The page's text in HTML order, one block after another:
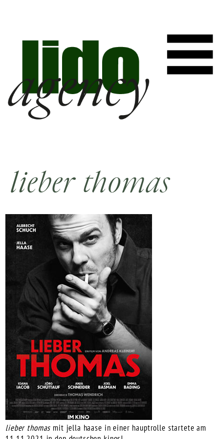
lieber thomas
lieber thomas mit jella haase in einer hauptrolle startete am